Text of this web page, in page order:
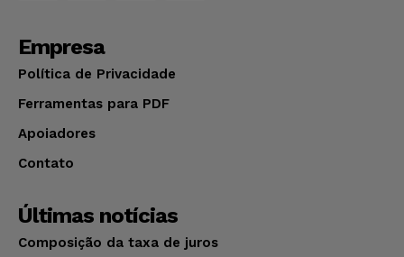
Empresa
Política de Privacidade
Ferramentas para PDF
Apoiadores
Contato
Últimas notícias
Composição da taxa de juros